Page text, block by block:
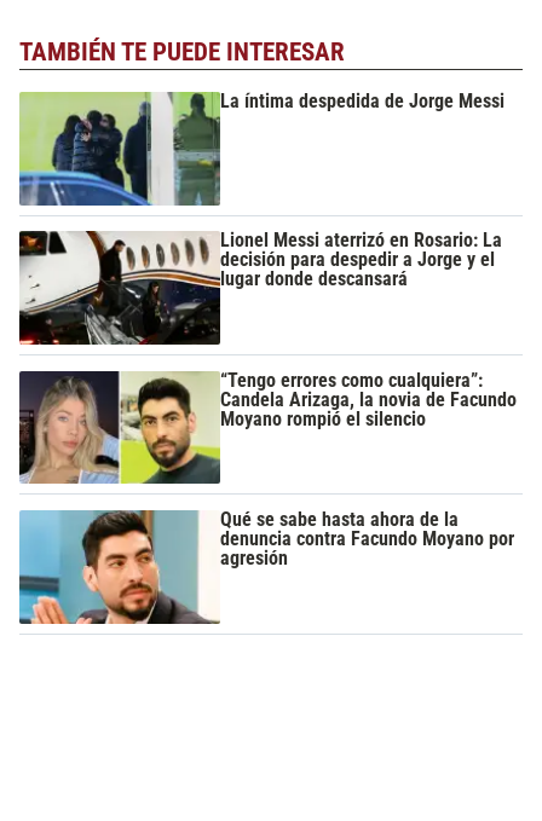
TAMBIÉN TE PUEDE INTERESAR
La íntima despedida de Jorge Messi
Lionel Messi aterrizó en Rosario: La
decisión para despedir a Jorge y el
lugar donde descansará
“Tengo errores como cualquiera”:
Candela Arizaga, la novia de Facundo
Moyano rompió el silencio
Qué se sabe hasta ahora de la
denuncia contra Facundo Moyano por
agresión